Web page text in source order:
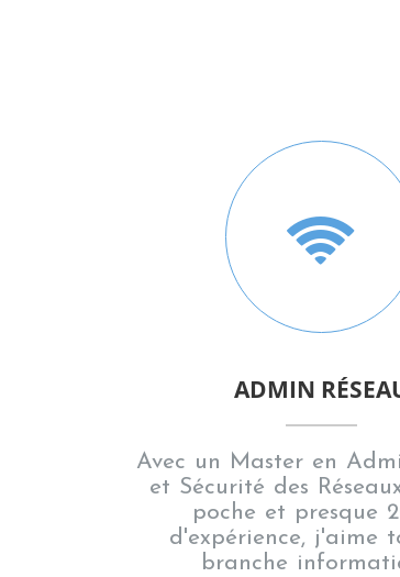
ADMIN
Avec un Master en
et Sécurité des
poche et presque
d'expérience, j'aime
branche